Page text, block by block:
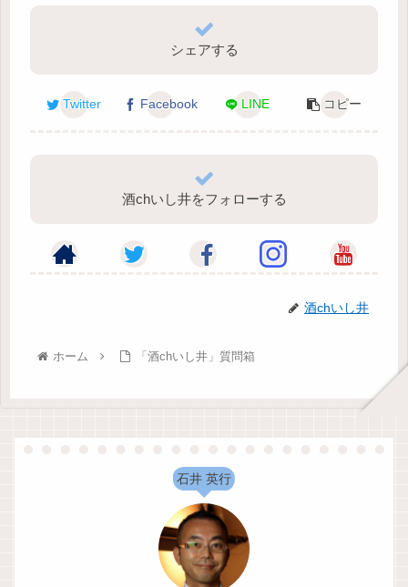
シェアする
Twitter Facebook LINE コピー
酒chいし井をフォローする
酒chいし井
ホーム 「酒chいし井」質問箱
石井 英行